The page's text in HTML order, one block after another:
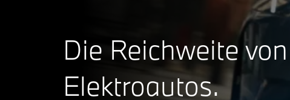
Die Reichweite von
Elektroautos.